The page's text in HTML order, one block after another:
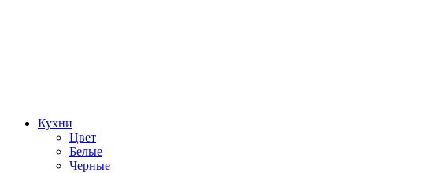
Кухни
Цвет
Белые
Черные